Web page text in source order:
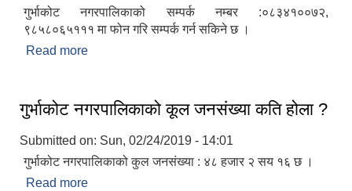
गुर्भाकोट नगरपालिकाको सम्पर्क नम्बर :०८३४१००७२,
९८५८०६५१११ मा फोन गरि सम्पर्क गर्न सकिने छ ।
Read more
गुर्भाकोट नगरपालिकाको कूल जनसंख्या कति होला ?
Submitted on: Sun, 02/24/2019 - 14:01
गुर्भाकोट नगरपालिकाको कुल जनसंख्या : ४८ हजार २ सय १६ छ ।
Read more